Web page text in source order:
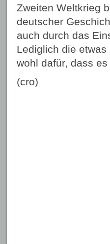
Zweiten Weltkrieg
deutscher
auch durch das
Lediglich die
wohl dafür, dass
(cro)